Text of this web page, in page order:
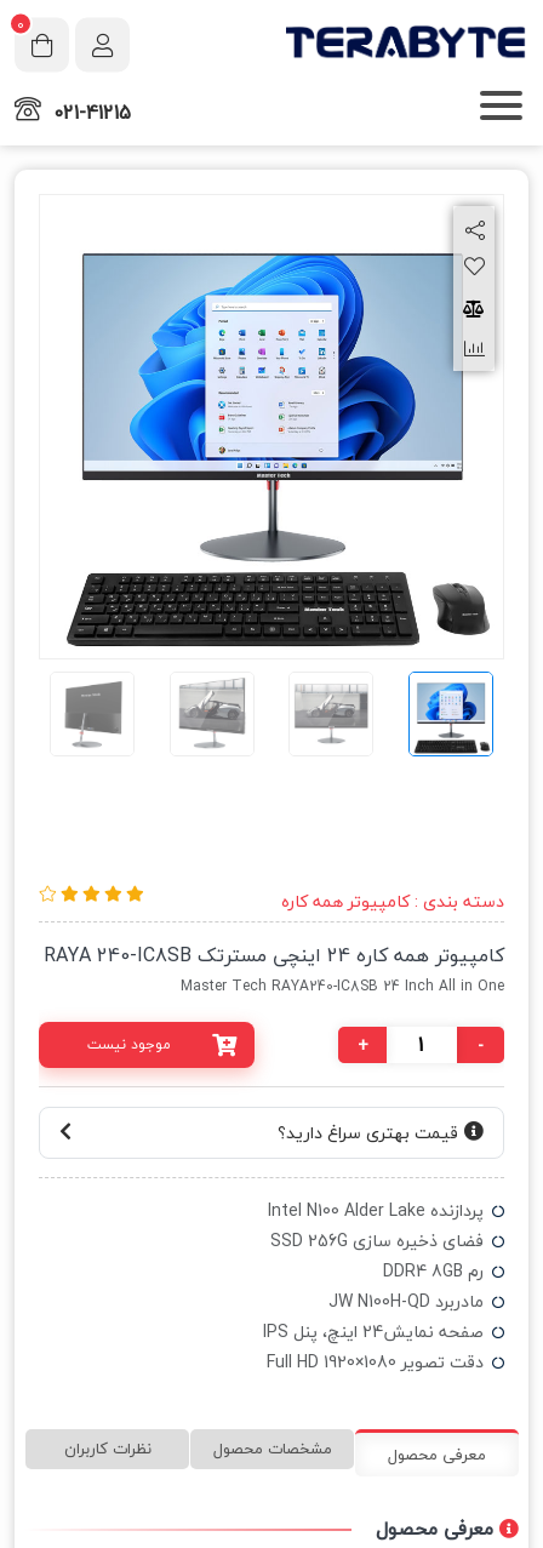
0
021-41215
دسته بندی :کامپیوتر همه کاره
کامپیوتر همه کاره 24 اینچی مسترتک RAYA 240-IC8SB
Master Tech RAYA240-IC8SB 24 Inch All in One
-
+ موجود نیست
قیمت بهتری سراغ دارید؟
پردازنده Intel N100 Alder Lake
فضای ذخیره سازی SSD 256G
رم DDR4 8GB
مادربرد JW N100H-QD
صفحه نمایش24 اینچ، پنل IPS
دقت تصویر 1080×1920 Full HD
معرفی محصول مشخصات محصول نظرات کاربران
معرفی محصول